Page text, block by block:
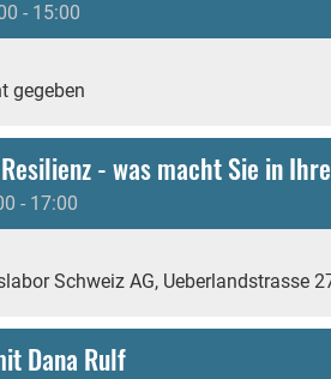
- 15:00
gegeben
- was macht Sie in
- 17:00
Schweiz AG, Ueberlandstrasse
Dana Rulf